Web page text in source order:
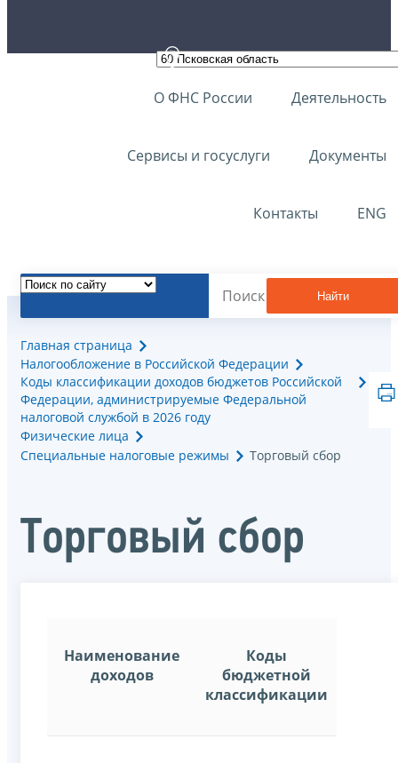
О ФНС России Деятельность
Сервисы и госуслуги Документы
Контакты ENG
Найти
Главная страница
Налогообложение в Российской Федерации
Коды классификации доходов бюджетов Российской
Федерации, администрируемые Федеральной
налоговой службой в 2026 году
Физические лица
Специальные налоговые режимы
Торговый сбор
Торговый сбор
Наименование
доходов
Коды
бюджетной
классификации